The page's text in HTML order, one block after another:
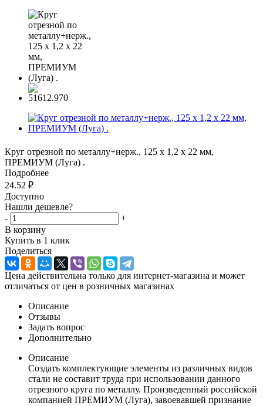
Круг отрезной по металлу+нерж., 125 х 1,2 х 22 мм,
ПРЕМИУМ (Луга) .
Подробнее
24.52 ₽
Доступно
Нашли дешевле?
-
+
В корзину
Купить в 1 клик
Поделиться
Цена действительна только для интернет-магазина и может
отличаться от цен в розничных магазинах
Описание
Отзывы
Задать вопрос
Дополнительно
Описание
Создать комплектующие элементы из различных видов
стали не составит труда при использовании данного
отрезного круга по металлу. Произведенный российской
компанией ПРЕМИУМ (Луга), завоевавшей признание